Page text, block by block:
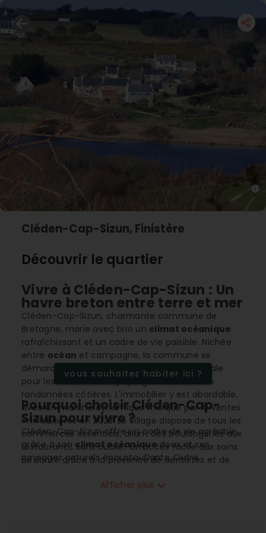
Cléden-Cap-Sizun, Finistère
Découvrir le quartier
Vivre à Cléden-Cap-Sizun : Un
havre breton entre terre et mer
Cléden-Cap-Sizun, charmante commune de
Bretagne, marie avec brio un climat océanique
rafraîchissant et un cadre de vie paisible. Nichée
entre océan et campagne, la commune se
démarque par sa proximité avec la mer, idéale
pour les amateurs de paysages marins et de
randonnées côtières. L'immobilier y est abordable,
avec un marché dynamique marqué par 19 ventes
immobilières en 2023. Le village dispose de tous les
commerces essentiels, allant des boulangeries aux
restaurants, sans oublier un accès facile aux soins
de santé grâce à la présence de dentistes et de
accueillante, et la population résidente, composée
vous souhaitez habiter ici ?
Pourquoi choisir Cléden-Cap-
Sizun pour vivre ?
Cléden-Cap-Sizun offre un cadre de vie agréable,
grâce à son climat océaniquedoux et ses
paysages naturels époustouflants. Outre
par sa richesse en infrastructures telles que
Afficher plus